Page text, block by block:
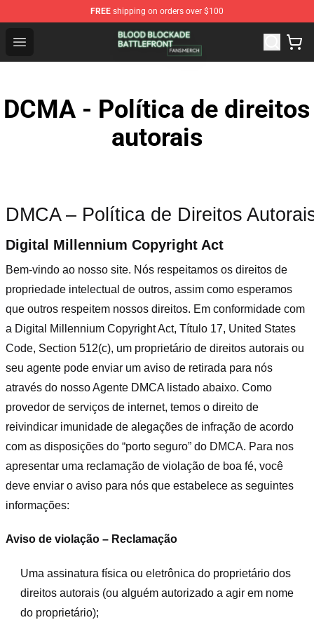
FREE shipping on orders over $100
Open menu
Blood Blockade Battlefront Shop - Official Blood
DCMA - Política de direitos
autorais
DMCA – Política de Direitos
Digital Millennium Copyright Act
Bem-vindo ao nosso site. Nós respeitamos os direitos de
propriedade intelectual de outros, assim como esperamos
que outros respeitem nossos direitos. Em conformidade com
a Digital Millennium Copyright Act, Título 17, United States
Code, Section 512(c), um proprietário de direitos autorais ou
seu agente pode enviar um aviso de retirada para nós
através do nosso Agente DMCA listado abaixo. Como
provedor de serviços de internet, temos o direito de
reivindicar imunidade de alegações de infração de acordo
com as disposições do “porto seguro” do DMCA. Para nos
apresentar uma reclamação de violação de boa fé, você
deve enviar o aviso para nós que estabelece as seguintes
informações:
Aviso de violação – Reclamação
Uma assinatura física ou eletrônica do proprietário dos
direitos autorais (ou alguém autorizado a agir em nome
do proprietário);